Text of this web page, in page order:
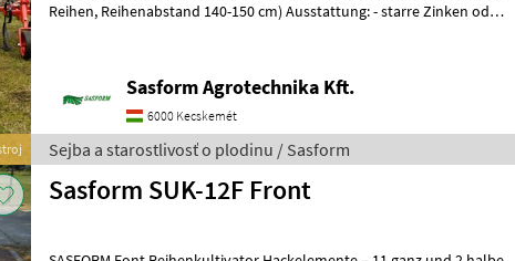
Reihen, Reihenabstand 140-150 cm) Ausstattung: - starre Zinken oder
Sasform Agrotechnika Kft.
6000 Kecskemét
Sejba a starostlivosť o plodinu / Sasform
Sasform SUK-12F Front